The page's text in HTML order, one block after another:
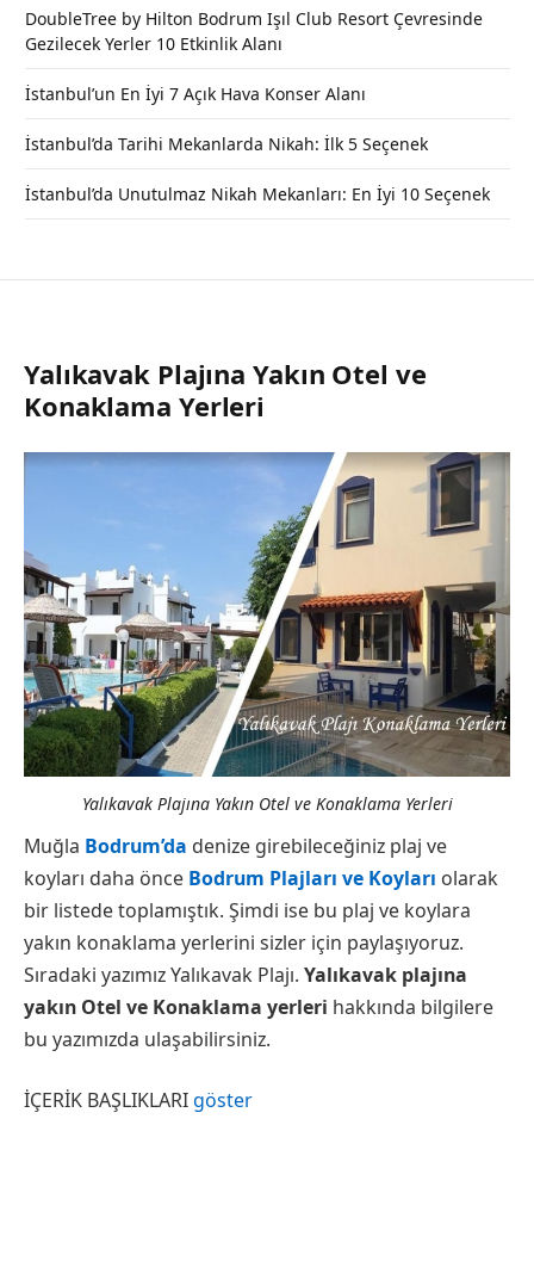
DoubleTree by Hilton Bodrum Işıl Club Resort Çevresinde
Gezilecek Yerler 10 Etkinlik Alanı
İstanbul’un En İyi 7 Açık Hava Konser Alanı
İstanbul’da Tarihi Mekanlarda Nikah: İlk 5 Seçenek
İstanbul’da Unutulmaz Nikah Mekanları: En İyi 10 Seçenek
Yalıkavak Plajına Yakın Otel ve
Konaklama Yerleri
Yalıkavak Plajına Yakın Otel ve Konaklama Yerleri
Muğla Bodrum’da denize girebileceğiniz plaj ve
koyları daha önce Bodrum Plajları ve Koyları olarak
bir listede toplamıştık. Şimdi ise bu plaj ve koylara
yakın konaklama yerlerini sizler için paylaşıyoruz.
Sıradaki yazımız Yalıkavak Plajı. Yalıkavak plajına
yakın Otel ve Konaklama yerleri hakkında bilgilere
bu yazımızda ulaşabilirsiniz.
İÇERİK BAŞLIKLARIgöster